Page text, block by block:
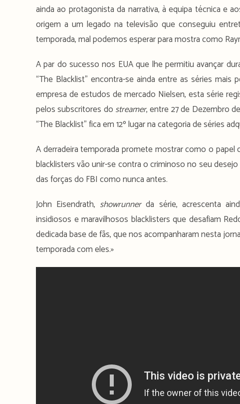
ainda ao protagonista da narrativa, à equipa técnica e
origem a um legado na televisão que conseguiu
temporada, mal podemos esperar para mostra como
A par do sucesso nos EUA que lhe permitiu avançar
“The Blacklist” encontra-se ainda entre as séries
empresa de estudos de mercado Nielsen, esta série
pelos subscritores do streamer, entre 27 de Dezembro
“The Blacklist” fica em 12º lugar na categoria de séries
A derradeira temporada promete mostrar como o
blacklisters vão unir-se contra o criminoso no seu
das forças do FBI como nunca antes.
John Eisendrath, showrunnerda série, acrescenta
insidiosos e maravilhosos blacklisters que desafiam
dedicada base de fãs, que nos acompanharam nesta
temporada com eles.»